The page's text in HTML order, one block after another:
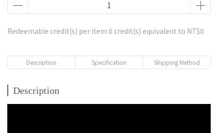
Redeemable credit(s) per item 0 credit(s) equivalent to NT$0
Description Specification Shipping Method
Description